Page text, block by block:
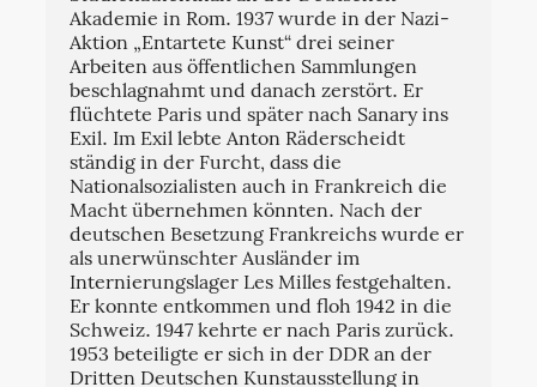
Akademie in Rom. 1937 wurde in der Nazi-
Aktion „Entartete Kunst“ drei seiner
Arbeiten aus öffentlichen Sammlungen
beschlagnahmt und danach zerstört. Er
flüchtete Paris und später nach Sanary ins
Exil. Im Exil lebte Anton Räderscheidt
ständig in der Furcht, dass die
Nationalsozialisten auch in Frankreich die
Macht übernehmen könnten. Nach der
deutschen Besetzung Frankreichs wurde er
als unerwünschter Ausländer im
Internierungslager Les Milles festgehalten.
Er konnte entkommen und floh 1942 in die
Schweiz. 1947 kehrte er nach Paris zurück.
1953 beteiligte er sich in der DDR an der
Dritten Deutschen Kunstausstellung in